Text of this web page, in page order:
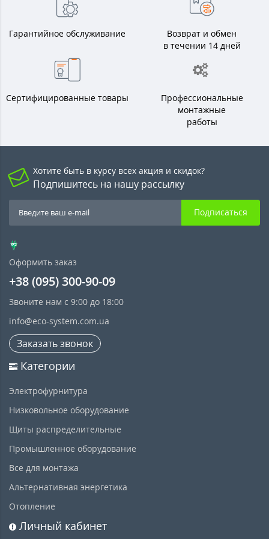
Гарантийное обслуживание
Возврат и обмен
в течении 14 дней
Сертифицированные товары
Профессиональные
монтажные
работы
Хотите быть в курсу всех акция и скидок?
Подпишитесь на нашу рассылку
Подписаться
Оформить заказ
+38 (095) 300-90-09
Звоните нам с 9:00 до 18:00
info@eco-system.com.ua
Заказать звонок
Категории
Электрофурнитура
Низковольное оборудование
Щиты распределительные
Промышленное оборудование
Все для монтажа
Альтернативная энергетика
Отопление
Личный кабинет